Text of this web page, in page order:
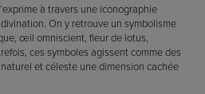
à travers une iconographie
On y retrouve un symbolisme
œil omniscient, fleur de lotus,
ces symboles agissent comme des
et céleste une dimension cachée